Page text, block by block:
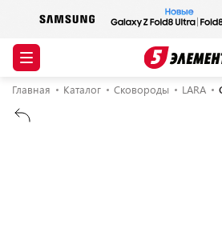
Главная Каталог Сковороды LARA